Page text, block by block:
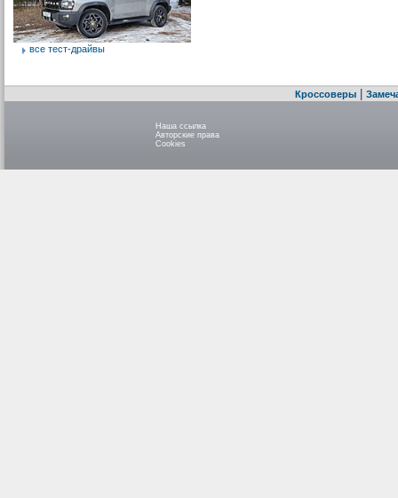
все тест-драйвы
Кроссоверы
Наша ссылка
Авторские права
Cookies